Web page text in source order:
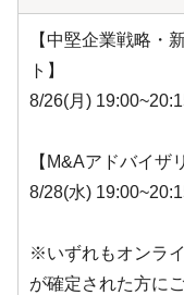
【中堅企業戦略・
ト】
8/26(月)
【M&Aアドバイザ
8/28(水)
※いずれもオンラ
が確定された方に